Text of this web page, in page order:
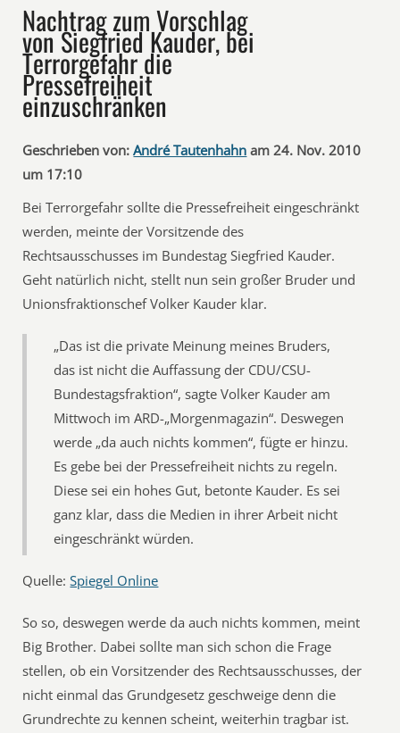
Nachtrag zum Vorschlag
von Siegfried Kauder, bei
Terrorgefahr die
Pressefreiheit
einzuschränken
Geschrieben von: André Tautenhahn am 24. Nov. 2010
um 17:10
Bei Terrorgefahr sollte die Pressefreiheit eingeschränkt
werden, meinte der Vorsitzende des
Rechtsausschusses im Bundestag Siegfried Kauder.
Geht natürlich nicht, stellt nun sein großer Bruder und
Unionsfraktionschef Volker Kauder klar.
„Das ist die private Meinung meines Bruders,
das ist nicht die Auffassung der CDU/CSU-
Bundestagsfraktion“, sagte Volker Kauder am
Mittwoch im ARD-„Morgenmagazin“. Deswegen
werde „da auch nichts kommen“, fügte er hinzu.
Es gebe bei der Pressefreiheit nichts zu regeln.
Diese sei ein hohes Gut, betonte Kauder. Es sei
ganz klar, dass die Medien in ihrer Arbeit nicht
eingeschränkt würden.
Quelle:Spiegel Online
So so, deswegen werde da auch nichts kommen, meint
Big Brother. Dabei sollte man sich schon die Frage
stellen, ob ein Vorsitzender des Rechtsausschusses, der
nicht einmal das Grundgesetz geschweige denn die
Grundrechte zu kennen scheint, weiterhin tragbar ist.